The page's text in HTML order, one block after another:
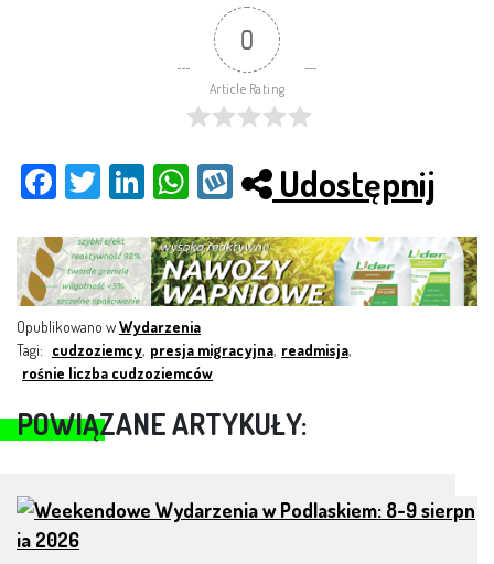
0
Article Rating
Fac
ok
Twit
Link
n
Wh
App
Wy
Udostępnij
Opublikowano wWydarzenia
Tagi: cudzoziemcy, presja migracyjna, readmisja,
rośnie liczba cudzoziemców
POWIĄZANE ARTYKUŁY: